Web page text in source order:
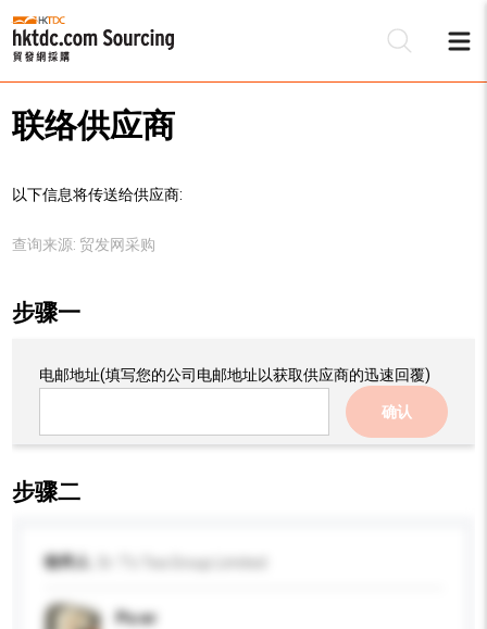
联络供应商
以下信息将传送给供应商:
查询来源: 贸发网采购
步骤一
电邮地址(填写您的公司电邮地址以获取供应商的迅速回覆)
确认
步骤二
收件人
Pu er